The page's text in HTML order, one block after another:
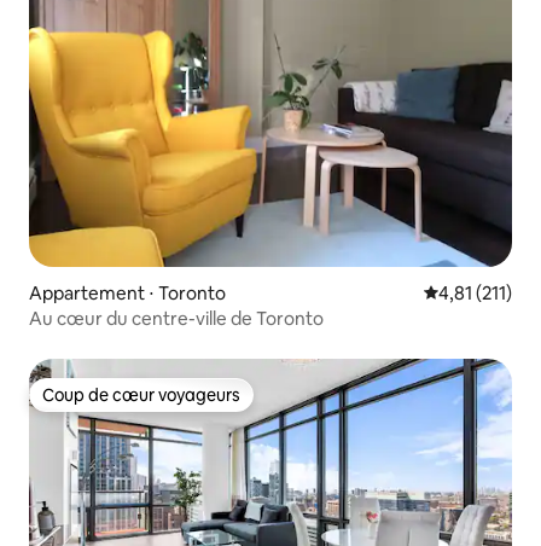
Appartement ⋅ Toronto Évaluation
4,81 (211)
Au cœur du centre-ville de Toronto
Coup de cœur voyageurs
Coup de cœur voyageurs